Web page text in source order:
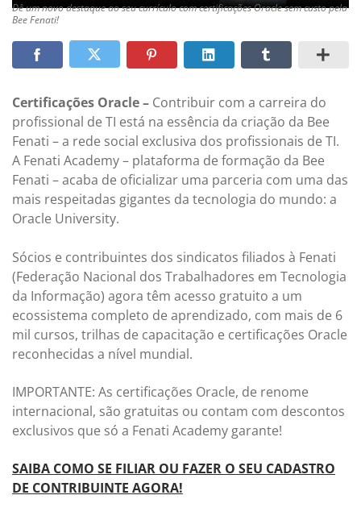
Dê um novo destaque ao seu currículo com certificações Oracle sem custo pela
Bee Fenati!
Certificações Oracle – Contribuir com a carreira do
profissional de TI está na essência da criação da Bee
Fenati – a rede social exclusiva dos profissionais de TI.
A Fenati Academy – plataforma de formação da Bee
Fenati – acaba de oficializar uma parceria com uma das
mais respeitadas gigantes da tecnologia do mundo: a
Oracle University.
Sócios e contribuintes dos sindicatos filiados à Fenati
(Federação Nacional dos Trabalhadores em Tecnologia
da Informação) agora têm acesso gratuito a um
ecossistema completo de aprendizado, com mais de 6
mil cursos, trilhas de capacitação e certificações Oracle
reconhecidas a nível mundial.
IMPORTANTE: As certificações Oracle, de renome
internacional, são gratuitas ou contam com descontos
exclusivos que só a Fenati Academy garante!
SAIBA COMO SE FILIAR OU FAZER O SEU CADASTRO
DE CONTRIBUINTE AGORA!